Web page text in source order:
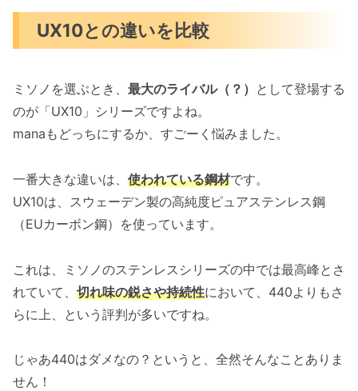
UX10との違いを比較
ミソノを選ぶとき、 最大のライバル（？） として登場する
のが「UX10」シリーズですよね。
manaもどっちにするか、すごーく悩みました。
一番大きな違いは、 使われている鋼材です。
UX10は、スウェーデン製の高純度ピュアステンレス鋼
（EUカーボン鋼）を使っています。
これは、ミソノのステンレスシリーズの中では最高峰とさ
れていて、 切れ味の鋭さや持続性において、440よりもさ
らに上、という評判が多いですね。
じゃあ440はダメなの？というと、全然そんなことありま
せん！